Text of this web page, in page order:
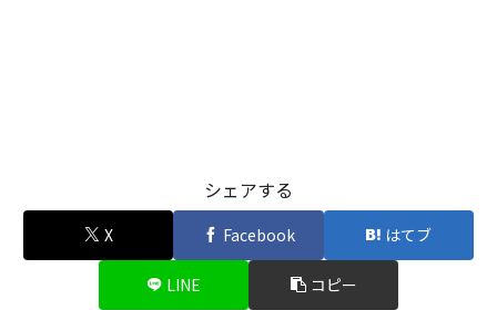
シェアする
X Facebook はてブ
LINE コピー